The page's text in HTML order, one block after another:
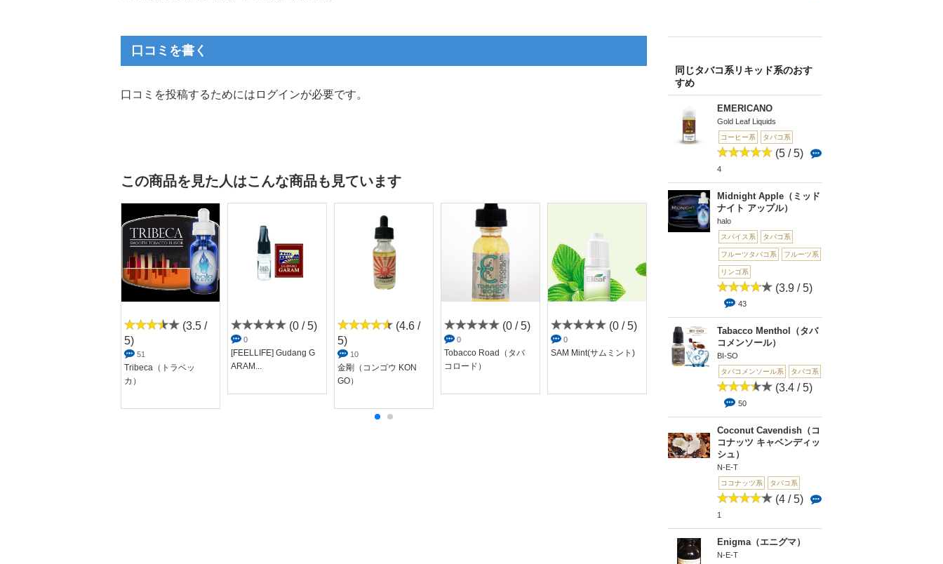
同じタバコ系リキッド系のおす
すめ
EMERICANO
Gold Leaf Liquids
コーヒー系 タバコ系
(5 / 5)
4
Midnight Apple（ミッド
ナイト アップル）
halo
スパイス系 タバコ系
フルーツタバコ系 フルーツ系
リンゴ系
(3.9 / 5)
43
Tabacco Menthol（タバ
コメンソール）
BI-SO
タバコメンソール系 タバコ系
(3.4 / 5)
50
Coconut Cavendish（コ
コナッツ キャベンディッ
シュ）
N-E-T
ココナッツ系 タバコ系
(4 / 5)
1
Enigma（エニグマ）
N-E-T
口コミを書く
口コミを投稿するためにはログインが必要です。
この商品を見た人はこんな商品も見ています
(3.5 /
5)
51
Tribeca（トラベッ
カ）
(0 / 5)
0
[FEELLIFE] Gudang G
ARAM...
(4.6 /
5)
10
金剛（コンゴウ KON
GO）
(0 / 5)
0
Tobacco Road（タバ
コロード）
(0 / 5)
0
SAM Mint(サムミント)
(0 / 5)
[Diversity]DESERT S
HIP(...
0
OBACC...